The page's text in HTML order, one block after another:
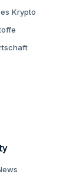
Krypto